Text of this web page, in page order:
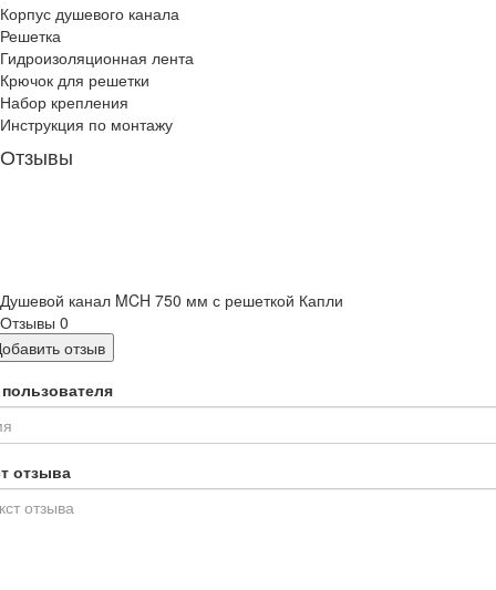
Корпус душевого канала
Решетка
Гидроизоляционная лента
Крючок для решетки
Набор крепления
Инструкция по монтажу
Отзывы
Душевой канал MCH 750 мм с решеткой Капли
Отзывы 0
отзыв
отзыва